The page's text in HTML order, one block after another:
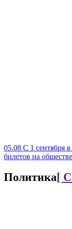
05.08 С 1 сентября
билетов на
Политика[